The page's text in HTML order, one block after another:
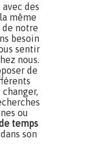
des
même
de notre
besoin
sentir
nous.
de
ou
temps
son